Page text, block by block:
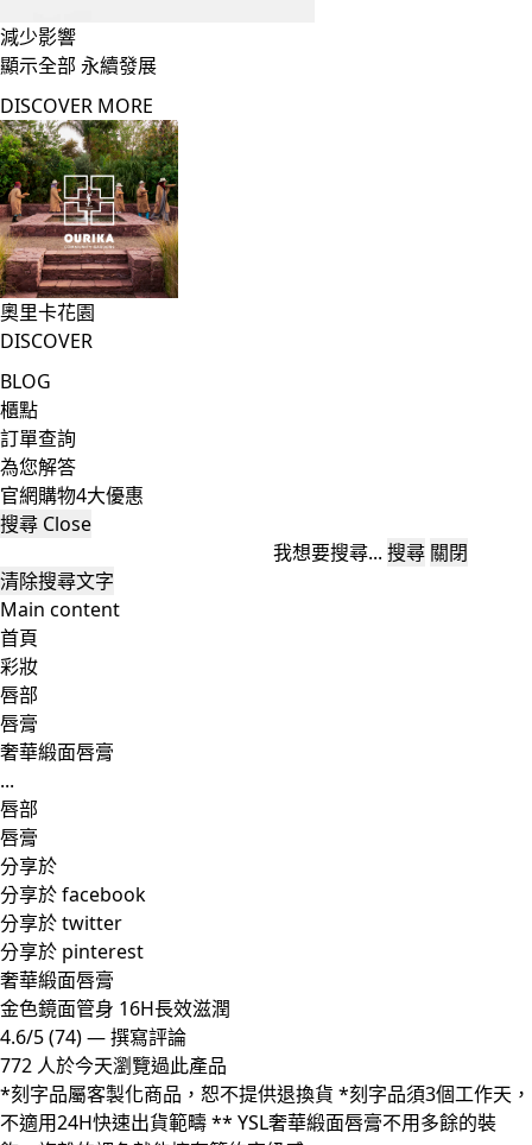
減少影響
顯示全部 永續發展
DISCOVER MORE
奧里卡花園
DISCOVER
BLOG
櫃點
訂單查詢
為您解答
官網購物4大優惠
搜尋 Close
我想要搜尋... 搜尋 關閉
清除搜尋文字
Main content
首頁
彩妝
唇部
唇膏
奢華緞面唇膏
...
唇部
唇膏
分享於
分享於 facebook
分享於 twitter
分享於 pinterest
奢華緞面唇膏
金色鏡面管身 16H長效滋潤
4.6/5(74)—撰寫評論
772 人於今天瀏覽過此產品
*刻字品屬客製化商品，恕不提供退換貨 *刻字品須3個工作天，
不適用24H快速出貨範疇 ** YSL奢華緞面唇膏不用多餘的裝